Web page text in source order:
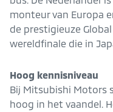
monteur van Europa
de prestigieuze
wereldfinale die in
Hoog kennisniveau
Bij Mitsubishi Motors
hoog in het vaandel.